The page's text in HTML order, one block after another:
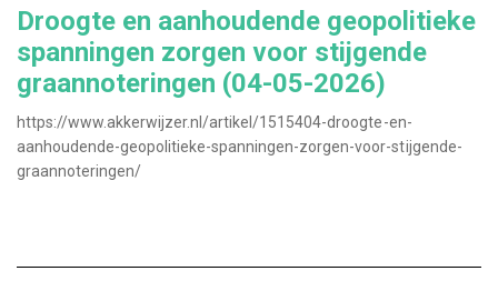
Droogte en aanhoudende geopolitieke
spanningen zorgen voor stijgende
graannoteringen (04-05-2026)
https://www.akkerwijzer.nl/artikel/1515404-droogte-en-
aanhoudende-geopolitieke-spanningen-zorgen-voor-stijgende-
graannoteringen/